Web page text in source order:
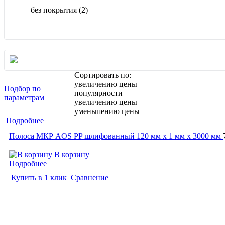
без покрытия (2)
Подбор по
параметрам
Сортировать по:
увеличению цены
популярности
увеличению цены
уменьшению цены
Подробнее
Полоса МКР AOS PP шлифованный 120 мм x 1 мм х 3000 мм
В корзину
Подробнее
Купить в 1 клик Сравнение